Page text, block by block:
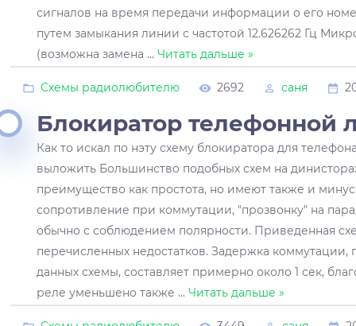
сигналов на время передачи информации о его
путем замыкания линии с частотой 12.626262 Гц
(возможна замена ...Читать дальше »
Схемы радиолюбителю 2692 саня
Блокиратор телефонной
Как то искал по нэту схему блокиратора для
выложить Большинство подобных схем на
преимущество как простота, но имеют также и
сопротивление при коммутации, "прозвонку" на
обычно с соблюдением полярности. Приведенная
перечисленных недостатков. Задержка коммутации,
данных схемы, составляет примерно около 1 сек,
реле уменьшено также ...Читать дальше »